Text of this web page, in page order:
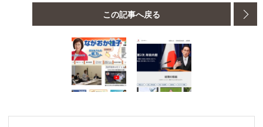
この記事へ戻る